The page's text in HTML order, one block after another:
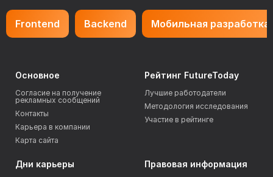
Frontend Backend Мобильная разработка
Основное
Согласие на получение
рекламных сообщений
Контакты
Карьера в компании
Карта сайта
Рейтинг FutureToday
Лучшие работодатели
Методология исследования
Участие в рейтинге
Дни карьеры Правовая информация